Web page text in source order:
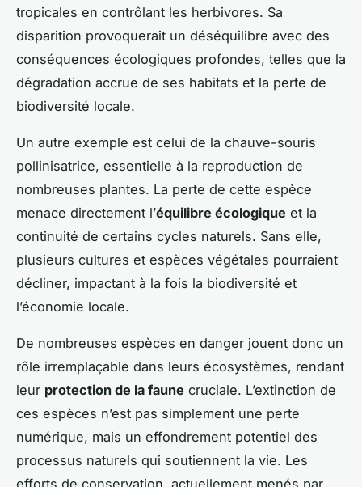
tropicales en contrôlant les herbivores. Sa
disparition provoquerait un déséquilibre avec des
conséquences écologiques profondes, telles que la
dégradation accrue de ses habitats et la perte de
biodiversité locale.
Un autre exemple est celui de la chauve-souris
pollinisatrice, essentielle à la reproduction de
nombreuses plantes. La perte de cette espèce
menace directement l’équilibre écologique et la
continuité de certains cycles naturels. Sans elle,
plusieurs cultures et espèces végétales pourraient
décliner, impactant à la fois la biodiversité et
l’économie locale.
De nombreuses espèces en danger jouent donc un
rôle irremplaçable dans leurs écosystèmes, rendant
leur protection de la faune cruciale. L’extinction de
ces espèces n’est pas simplement une perte
numérique, mais un effondrement potentiel des
processus naturels qui soutiennent la vie. Les